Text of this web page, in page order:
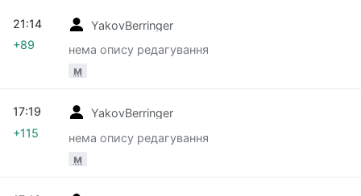
YakovBerringer
нема опису редагування
м
21:14
+89
YakovBerringer
нема опису редагування
м
17:19
+115